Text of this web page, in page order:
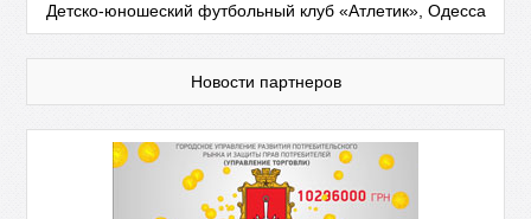
Детско-юношеский футбольный клуб «Атлетик», Одесса
Новости партнеров